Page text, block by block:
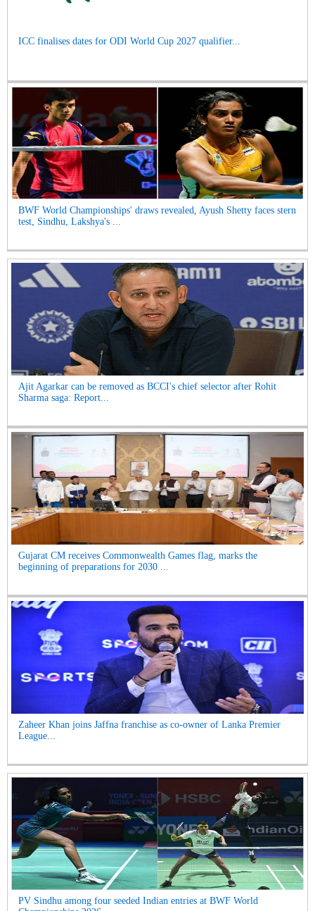
ICC finalises dates for ODI World Cup 2027 qualifier...
BWF World Championships' draws revealed, Ayush Shetty faces stern
test, Sindhu, Lakshya's ...
Ajit Agarkar can be removed as BCCI's chief selector after Rohit
Sharma saga: Report...
Gujarat CM receives Commonwealth Games flag, marks the
beginning of preparations for 2030 ...
Zaheer Khan joins Jaffna franchise as co-owner of Lanka Premier
League...
PV Sindhu among four seeded Indian entries at BWF World